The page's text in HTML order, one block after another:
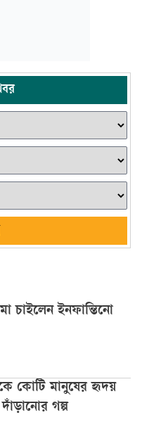
চাইলেন ইনফান্তিনো
কোটি মানুষের হৃদয়
গল্প